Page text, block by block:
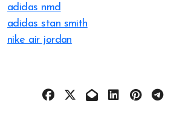
adidas nmd
adidas stan smith
nike air jordan